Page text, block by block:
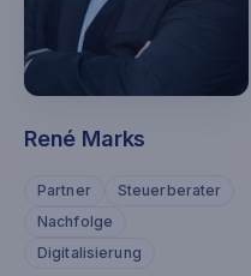
René Marks
Partner
Steuerberater
Nachfolge
Digitalisierung